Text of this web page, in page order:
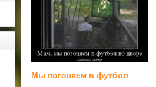
Мы погоняем в футбол